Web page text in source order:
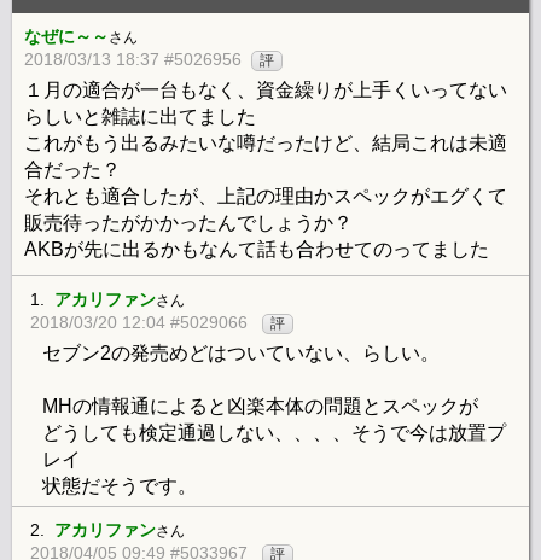
なぜに～～ さん
2018/03/13 18:37 #5026956 評
１月の適合が一台もなく、資金繰りが上手くいってない
らしいと雑誌に出てました
これがもう出るみたいな噂だったけど、結局これは未適
合だった？
それとも適合したが、上記の理由かスペックがエグくて
販売待ったがかかったんでしょうか？
AKBが先に出るかもなんて話も合わせてのってました
1. アカリファンさん
2018/03/20 12:04 #5029066 評
セブン2の発売めどはついていない、らしい。
MHの情報通によると凶楽本体の問題とスペックが
どうしても検定通過しない、、、、そうで今は放置プ
レイ
状態だそうです。
2. アカリファンさん
2018/04/05 09:49 #5033967 評